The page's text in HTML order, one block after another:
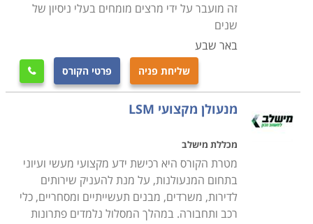
זה מועבר על ידי מרצים מומחים בעלי ניסיון של
שנים
באר שבע
שליחת פניה פרטי הקורס 
מנעולן מקצועי LSM
מכללת מישלב
מטרת הקורס היא רכישת ידע מקצועי מעשי ועיוני
בתחום המנעולנות, על מנת להעניק שירותים
לדירות, משרדים, מבנים תעשייתיים ומסחריים, כלי
רכב ותחבורה. במהלך המסלול נלמדים פתרונות